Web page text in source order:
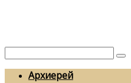
Архиерей